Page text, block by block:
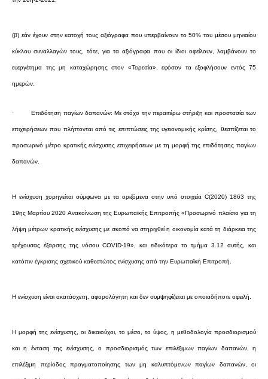
(β) εάν έχουν στην κατοχή τους αξιόγραφα που υπερβαίνουν το 50% του μέσου μηνιαίου
κύκλου συναλλαγών τους, τότε, για τα αξιόγραφα που οι ίδιοι οφείλουν, λαμβάνουν το
ευεργέτημα της μη καταχώρησης στον «Τειρεσία», εφόσον τα εξοφλήσουν εντός 75
ημερών.
· Επιδότηση παγίων δαπανών: Με στόχο την περαιτέρω στήριξη και προστασία των
επιχειρήσεων που πλήττονται από τις επιπτώσεις της υγειονομικής κρίσης, θεσπίζεται το
προσωρινό μέτρο κρατικής ενίσχυσης επιχειρήσεων με τη μορφή της επιδότησης παγίων
δαπανών.
Η ενίσχυση χορηγείται σύμφωνα με τα οριζόμενα στην υπό στοιχεία C(2020) 1863 της
19ης Μαρτίου 2020 Ανακοίνωση της Ευρωπαϊκής Επιτροπής «Προσωρινό πλαίσιο για τη
λήψη μέτρων κρατικής ενίσχυσης με σκοπό να στηριχθεί η οικονομία κατά τη διάρκεια της
τρέχουσας έξαρσης της νόσου COVID-19», και ειδικότερα το τμήμα 3.12 αυτής, και
κατόπιν έγκρισης σχετικού καθεστώτος ενίσχυσης από την Ευρωπαϊκή Επιτροπή.
Η ενίσχυση είναι ακατάσχετη, αφορολόγητη και δεν συμψηφίζεται με οποιαδήποτε οφειλή.
Η μορφή της ενίσχυσης, οι δικαιούχοι, το μέσο, το ύψος, η μεθοδολογία προσδιορισμού
και η ένταση της ενίσχυσης, ο προσδιορισμός των επιλέξιμων παγίων δαπανών, η
επιλέξιμη περίοδος πραγματοποίησης των μη καλυπτόμενων παγίων δαπανών, οι